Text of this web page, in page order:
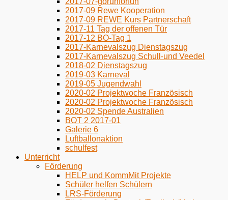
2017-09 Rewe Kooperation
2017-09 REWE Kurs Partnerschaft
2017-11 Tag der offenen Tür
2017-12 BO-Tag 1
2017-Karnevalszug Dienstagszug
2017-Karnevalszug Schull-und Veedel
2018-02 Dienstagszug
2019-03 Karneval
2019-05 Jugendwahl
2020-02 Projektwoche Französisch
2020-02 Projektwoche Französisch
2020-02 Spende Australien
BOT 2 2017-01
Galerie 6
Luftballonaktion
schulfest
Unterricht
Förderung
HELP und KommMit Projekte
Schüler helfen Schülern
LRS-Förderung